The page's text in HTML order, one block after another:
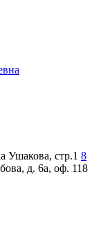
Ушакова, стр.1 8
д. 6а, оф. 118